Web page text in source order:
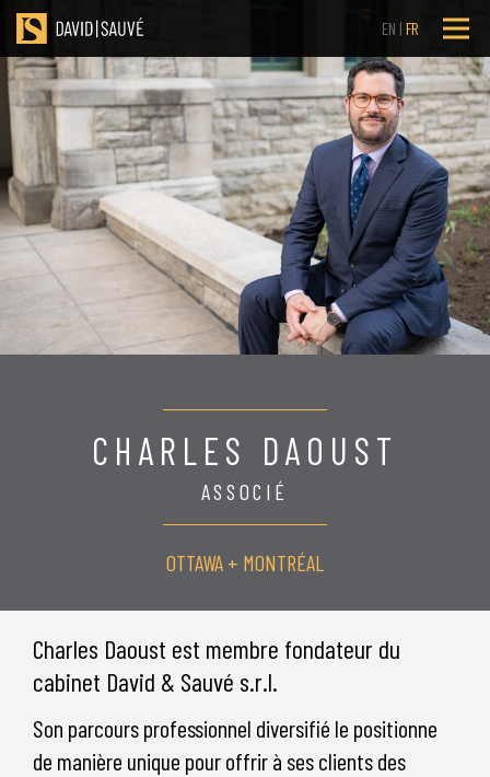
EN FR
CHARLES DAOUST
ASSOCIÉ
OTTAWA + MONTRÉAL
Charles Daoust est membre fondateur du
cabinet David & Sauvé s.r.l.
Son parcours professionnel diversifié le positionne
de manière unique pour offrir à ses clients des